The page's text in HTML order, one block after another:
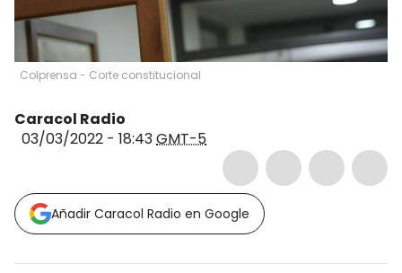
Colprensa - Corte constitucional
Caracol Radio
03/03/2022 - 18:43GMT-5
Añadir Caracol Radio en Google